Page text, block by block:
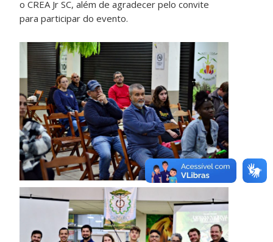
o CREA Jr SC, além de agradecer pelo convite
para participar do evento.